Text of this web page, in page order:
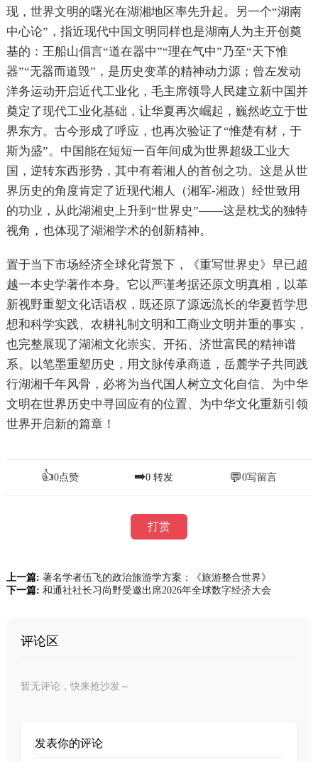
现，世界文明的曙光在湖湘地区率先升起。另一个“湖南
中心论”，指近现代中国文明同样也是湖南人为主开创奠
基的：王船山倡言“道在器中”“理在气中”乃至“天下惟
器”“无器而道毁”，是历史变革的精神动力源；曾左发动
洋务运动开启近代工业化，毛主席领导人民建立新中国并
奠定了现代工业化基础，让华夏再次崛起，巍然屹立于世
界东方。古今形成了呼应，也再次验证了“惟楚有材，于
斯为盛”。中国能在短短一百年间成为世界超级工业大
国，逆转东西形势，其中有着湘人的首创之功。这是从世
界历史的角度肯定了近现代湘人（湘军-湘政）经世致用
的功业，从此湖湘史上升到“世界史”——这是枕戈的独特
视角，也体现了湖湘学术的创新精神。
置于当下市场经济全球化背景下，《重写世界史》早已超
越一本史学著作本身。它以严谨考据还原文明真相，以革
新视野重塑文化话语权，既还原了源远流长的华夏哲学思
想和科学实践、农耕礼制文明和工商业文明并重的事实，
也完整展现了湖湘文化崇实、开拓、济世富民的精神谱
系。以笔墨重塑历史，用文脉传承商道，岳麓学子共同践
行湖湘千年风骨，必将为当代国人树立文化自信、为中华
文明在世界历史中寻回应有的位置、为中华文化重新引领
世界开启新的篇章！
👍0点赞 ➡️0 转发 💬0写留言
打赏
上一篇: 著名学者伍飞的政治旅游学方案：《旅游整合世界》
下一篇: 和通社社长习尚野受邀出席2026年全球数字经济大会
评论区
暂无评论，快来抢沙发～
发表你的评论